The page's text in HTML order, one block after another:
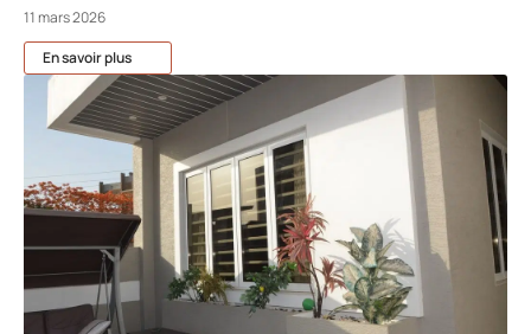
11 mars 2026
En savoir plus